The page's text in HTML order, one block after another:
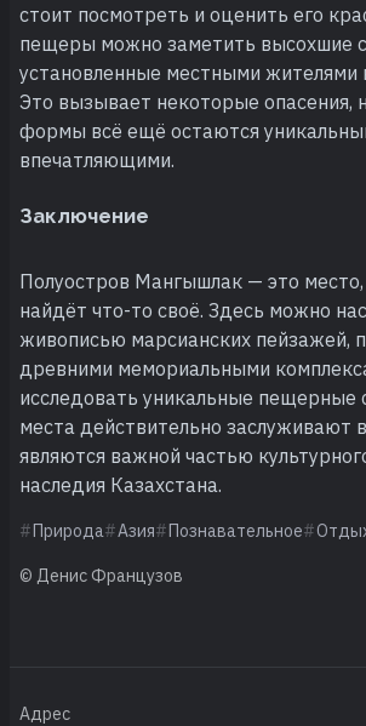
стоит посмотреть и оценить его
пещеры можно заметить высохшие
установленные местными жителями
Это вызывает некоторые опасения,
формы всё ещё остаются
впечатляющими.
Заключение
Полуостров Мангышлак — это
найдёт что-то своё. Здесь можно
живописью марсианских пейзажей,
древними мемориальными
исследовать уникальные пещерные
места действительно заслуживают
являются важной частью
наследия Казахстана.
Природа Азия Познавательное
© Денис Французов
Адрес